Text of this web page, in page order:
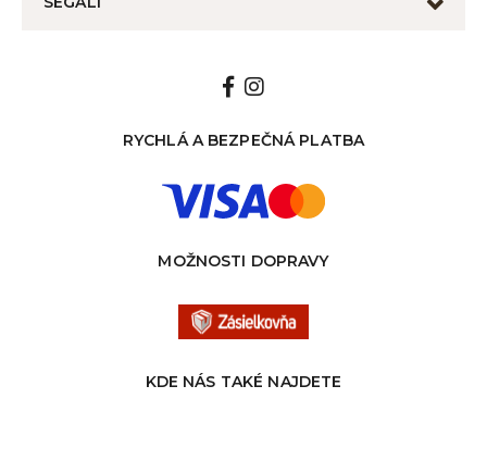
RYCHLÁ A BEZPEČNÁ PLATBA
MOŽNOSTI DOPRAVY
KDE NÁS TAKÉ NAJDETE